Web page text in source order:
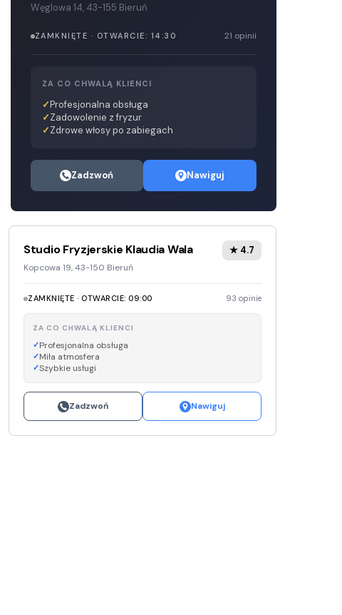
Węglowa 14, 43-155 Bieruń
ZAMKNIĘTE · OTWARCIE: 14:30 21 opinii
ZA CO CHWALĄ KLIENCI
Profesjonalna obsługa
Zadowolenie z fryzur
Zdrowe włosy po zabiegach
Zadzwoń Nawiguj
Studio Fryzjerskie Klaudia Wala
Kopcowa 19, 43-150 Bieruń
★ 4.7
ZAMKNIĘTE · OTWARCIE: 09:00 93 opinie
ZA CO CHWALĄ KLIENCI
Profesjonalna obsługa
Miła atmosfera
Szybkie usługi
Zadzwoń Nawiguj